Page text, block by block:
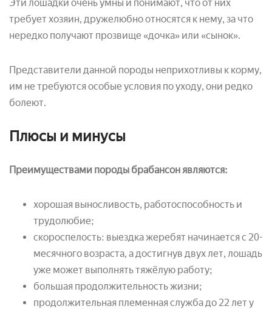
Эти лошадки очень умны и понимают, что от них
требует хозяин, дружелюбно относятся к нему, за что
нередко получают прозвище «дочка» или «сынок».
Представители данной породы неприхотливы к корму,
им не требуются особые условия по уходу, они редко
болеют.
Плюсы и минусы
Преимуществами породы брабансон являются:
хорошая выносливость, работоспособность и
трудолюбие;
скороспелость: выездка жеребят начинается с 20-
месячного возраста, а достигнув двух лет, лошадь
уже может выполнять тяжёлую работу;
большая продолжительность жизни;
продолжительная племенная служба до 22 лет у